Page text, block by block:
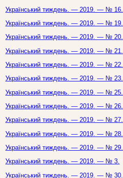
Український тиждень. — 2019. — № 16.
Український тиждень. — 2019. — № 19.
Український тиждень. — 2019. — № 20.
Український тиждень. — 2019. — № 21.
Український тиждень. — 2019. — № 22.
Український тиждень. — 2019. — № 23.
Український тиждень. — 2019. — № 25.
Український тиждень. — 2019. — № 26.
Український тиждень. — 2019. — № 27.
Український тиждень. — 2019. — № 28.
Український тиждень. — 2019. — № 29.
Український тиждень. — 2019. — № 3.
Український тиждень. — 2019. — № 30.